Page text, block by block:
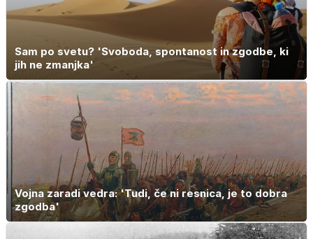
Sam po svetu? 'Svoboda, spontanost in zgodbe, ki
jih ne zmanjka'
Vojna zaradi vedra: 'Tudi, če ni resnica, je to dobra
zgodba'